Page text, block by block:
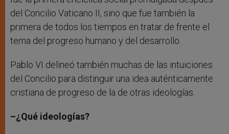
del Concilio Vaticano II, sino que fue también la
primera de todos los tiempos en tratar de frente el
tema del progreso humano y del desarrollo.
Pablo VI delineó también muchas de las intuiciones
del Concilio para distinguir una idea auténticamente
cristiana de progreso de la de otras ideologías.
–¿Qué ideologías?